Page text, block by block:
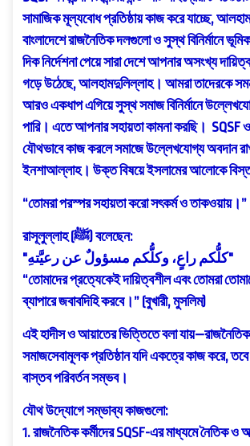
সামাজিক মূল্যবোধ প্রতিষ্ঠায় কাজ করে যাচ্ছে,
বাংলাদেশে রাজনৈতিক দলগুলো ও সুস্থ বিনির্মানে
দিক নির্দেশনা পেয়ে সারা দেশে আপনার অসংখ্য
গড়ে উঠেছে, আলহামদুলিল্লাহ। আমরা তাদেরকে
আরও একধাপ এগিয়ে সুস্থ সমাজ বিনির্মানে
পারি। এতে আপনার সহায়তা কামনা করছি। SQSF
যৌথভাবে কাজ করলে সমাজে উল্লেখযোগ্য অবদান
ইনশাআল্লাহ। উক্ত বিষয়ে ইসলামের আলোকে
“তোমরা পরস্পর সহায়তা করো সৎকর্ম ও তাকওয়ায়।”
রাসূলুল্লাহ (ﷺ) বলেছেন:
"كلُّكم راعٍ، وكلُّكم مسؤولٌ عن رعيَّتهِ"
“তোমাদের প্রত্যেকেই দায়িত্বশীল এবং তোমরা
ব্যাপারে জবাবদিহি করবে।” (বুখারী, মুসলিম)
এই হাদীস ও আয়াতের ভিত্তিতে বলা
সমাজসেবামূলক প্রতিষ্ঠান যদি একত্রে কাজ করে, তবে
বাস্তব পরিবর্তন সম্ভব।
যৌথ উদ্যোগে সম্ভাব্য কাজগুলো:
1. রাজনৈতিক কর্মীদের SQSF-এর মাধ্যমে নৈতিক ও